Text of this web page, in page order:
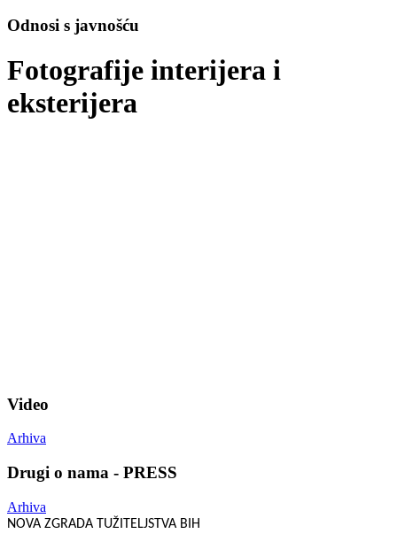
Odnosi s javnošću
Fotografije interijera i
eksterijera
Video
Arhiva
Drugi o nama - PRESS
Arhiva
NOVA ZGRADA TUŽITELJSTVA BIH